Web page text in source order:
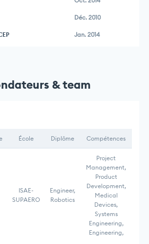
Déc. 2010
Jan. 2014
& team
École Diplôme Compétences
ISAE-
SUPAERO
Engineer,
Robotics
Project
Management,
Product
Development,
Medical
Devices,
Systems
Engineering,
Engineering,